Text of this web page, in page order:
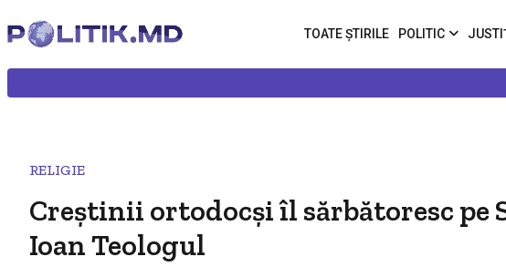
TOATE ȘTIRILE POLITIC
RELIGIE
Creștinii ortodocși îl sărbătoresc
Ioan Teologul